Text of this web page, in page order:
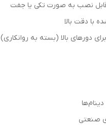
نصب به صورت تکی یا جفت
با دقت بالا
دورهای بالا (بسته به روانکاری)
صنعتی